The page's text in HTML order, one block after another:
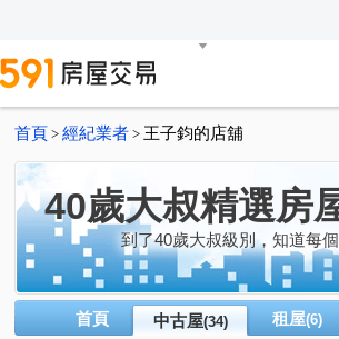
首頁 > 經紀業者 > 王子鈞的店舖
40歲大叔精選房
到了40歲大叔級別，知道每
首頁 中古屋(34) 租屋(6)